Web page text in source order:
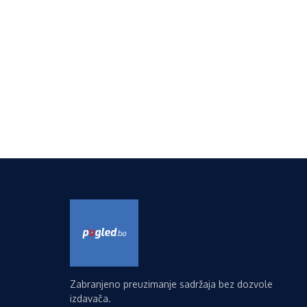
Zabranjeno preuzimanje sadržaja bez dozvole
izdavača.